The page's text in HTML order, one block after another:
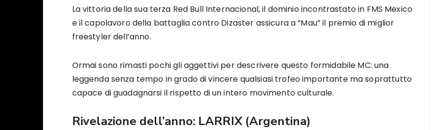
La vittoria della sua terza Red Bull Internacional, il dominio incontrastato in FMS Mexico
e il capolavoro della battaglia contro Dizaster assicura a “Mau” il premio di miglior
freestyler dell’anno.
Ormai sono rimasti pochi gli aggettivi per descrivere questo formidabile MC: una
leggenda senza tempo in grado di vincere qualsiasi trofeo importante ma soprattutto
capace di guadagnarsi il rispetto di un intero movimento culturale.
Rivelazione dell’anno: LARRIX (Argentina)